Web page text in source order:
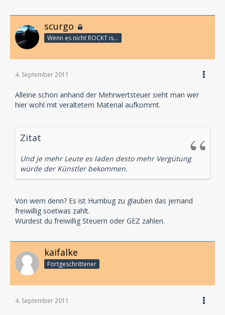
scurgo
Wenn es nicht ROCKT is es fürn ARSCH!
4. September 2011
Alleine schon anhand der Mehrwertsteuer sieht man wer
hier wohl mit veraltetem Material aufkommt.
Zitat
Und je mehr Leute es laden desto mehr Vergütung
würde der Künstler bekommen.
Von wem denn? Es ist Humbug zu glauben das jemand
freiwillig soetwas zahlt.
Würdest du freiwillig Steuern oder GEZ zahlen.
kaifalke
Fortgeschrittener
4. September 2011